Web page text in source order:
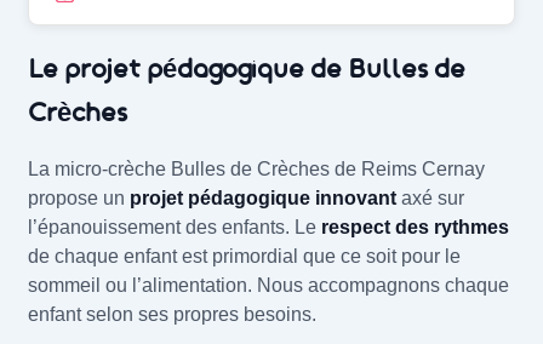
Notre projet pédagogique
Le projet pédagogique de Bulles de
Crèches
La micro-crèche Bulles de Crèches de Reims Cernay
propose un projet pédagogique innovantaxé sur
l’épanouissement des enfants. Le respect des rythmes
de chaque enfant est primordial que ce soit pour le
sommeil ou l’alimentation. Nous accompagnons chaque
enfant selon ses propres besoins.